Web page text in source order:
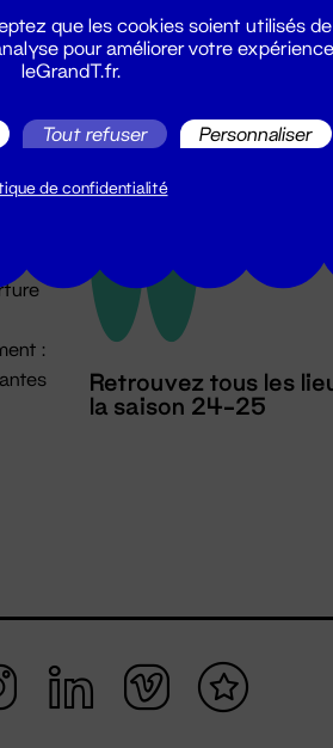
:
Retrouvez tous les
la saison 24-25
que les cookies soient utilisés
pour améliorer votre
leGrandT.fr.
Tout refuser Personnaliser
de confidentialité